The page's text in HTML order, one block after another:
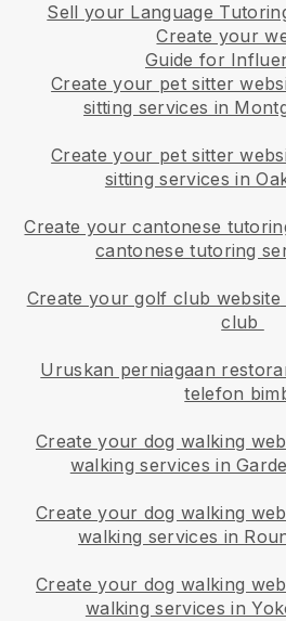
Sell your Language
Create your
Guide for
Create your pet sitter
sitting services in
Create your pet sitter
sitting services in
Create your cantonese
cantonese tutoring
Create your golf club website
club
Uruskan perniagaan
telefon
Create your dog walking
walking services in
Create your dog walking
walking services in
Create your dog walking
walking services in